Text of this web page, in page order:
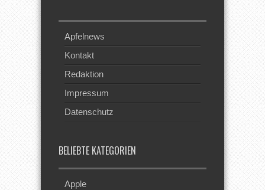
Apfelnews
Kontakt
Redaktion
Impressum
Datenschutz
BELIEBTE KATEGORIEN
Apple